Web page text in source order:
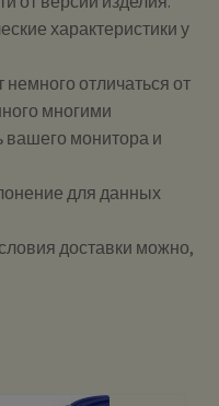
характеристики у
отличаться от
многими
вашего монитора и
для данных
доставки можно,